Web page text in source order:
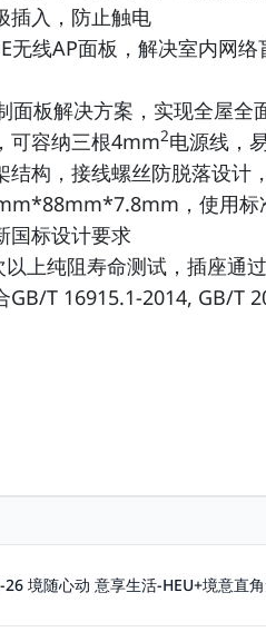
插入，防止触电
无线AP面板，解决室内网
面板解决方案，实现全屋全
可容纳三根4mm2电源线，
结构，接线螺丝防脱落设计
，使用标
国标设计要求
上纯阻寿命测试，插座通
GB/T 16915.1-2014, GB/T
26 境随心动 意享生活-HEU+境意直